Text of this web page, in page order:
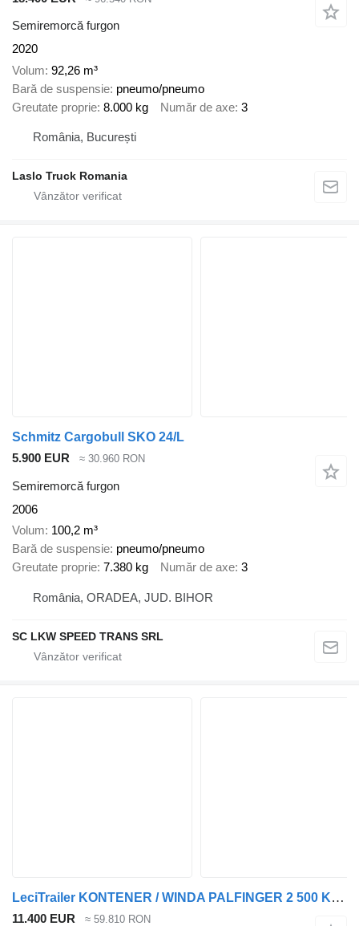
Semiremorcă furgon
2020
Volum 92,26 m³
Bară de suspensie pneumo/pneumo
Greutate proprie 8.000 kg Număr de axe 3
România, București
Laslo Truck Romania
Schmitz Cargobull SKO 24/L
5.900 EUR
≈ 30.960 RON
Semiremorcă furgon
2006
Volum 100,2 m³
Bară de suspensie pneumo/pneumo
Greutate proprie 7.380 kg Număr de axe 3
România, ORADEA, JUD. BIHOR
SC LKW SPEED TRANS SRL
LeciTrailer KONTENER / WINDA PALFINGER 2 500 KG / OŚ PODNOSZONA / SAF / MOC
11.400 EUR ≈ 59.810 RON